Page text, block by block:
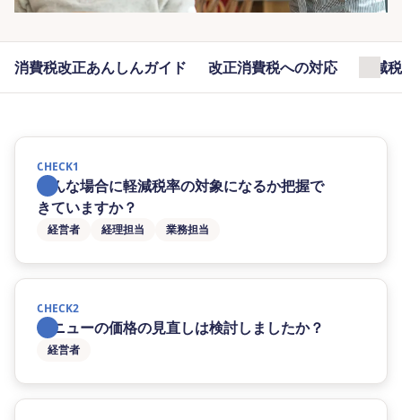
消費税改正あんしんガイド 改正消費税への対応 軽減
CHECK1
どんな場合に軽減税率の対象になるか把握で
きていますか？
経営者 経理担当 業務担当
CHECK2
メニューの価格の見直しは検討しましたか？
経営者